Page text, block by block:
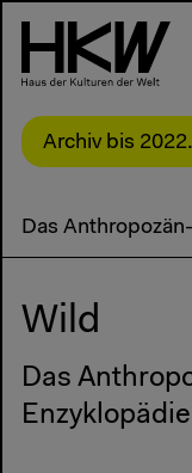
Archiv bis 2022.
Das
Wild
Das
Enzyklopädie